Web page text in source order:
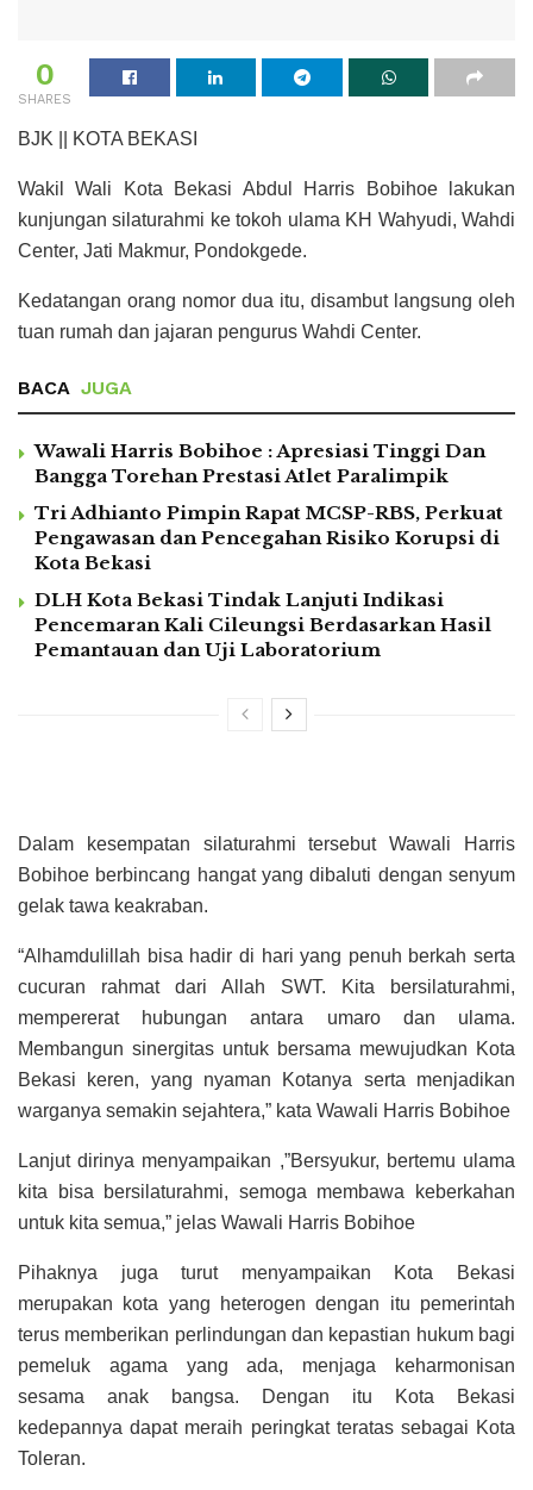
0
SHARES
BJK || KOTA BEKASI
Wakil Wali Kota Bekasi Abdul Harris Bobihoe lakukan
kunjungan silaturahmi ke tokoh ulama KH Wahyudi, Wahdi
Center, Jati Makmur, Pondokgede.
Kedatangan orang nomor dua itu, disambut langsung oleh
tuan rumah dan jajaran pengurus Wahdi Center.
BACA JUGA
Wawali Harris Bobihoe : Apresiasi Tinggi Dan
Bangga Torehan Prestasi Atlet Paralimpik
Tri Adhianto Pimpin Rapat MCSP-RBS, Perkuat
Pengawasan dan Pencegahan Risiko Korupsi di
Kota Bekasi
DLH Kota Bekasi Tindak Lanjuti Indikasi
Pencemaran Kali Cileungsi Berdasarkan Hasil
Pemantauan dan Uji Laboratorium
Dalam kesempatan silaturahmi tersebut Wawali Harris
Bobihoe berbincang hangat yang dibaluti dengan senyum
gelak tawa keakraban.
“Alhamdulillah bisa hadir di hari yang penuh berkah serta
cucuran rahmat dari Allah SWT. Kita bersilaturahmi,
mempererat hubungan antara umaro dan ulama.
Membangun sinergitas untuk bersama mewujudkan Kota
Bekasi keren, yang nyaman Kotanya serta menjadikan
warganya semakin sejahtera,” kata Wawali Harris Bobihoe
Lanjut dirinya menyampaikan ,”Bersyukur, bertemu ulama
kita bisa bersilaturahmi, semoga membawa keberkahan
untuk kita semua,” jelas Wawali Harris Bobihoe
Pihaknya juga turut menyampaikan Kota Bekasi
merupakan kota yang heterogen dengan itu pemerintah
terus memberikan perlindungan dan kepastian hukum bagi
pemeluk agama yang ada, menjaga keharmonisan
sesama anak bangsa. Dengan itu Kota Bekasi
kedepannya dapat meraih peringkat teratas sebagai Kota
Toleran.